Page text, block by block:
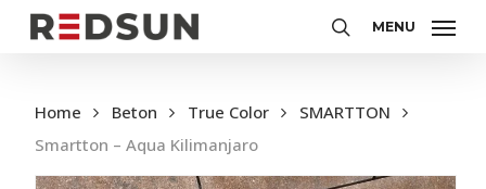
Skip
MENU
Home Beton True Color
SMARTTON
Smartton – Aqua Kilimanjaro